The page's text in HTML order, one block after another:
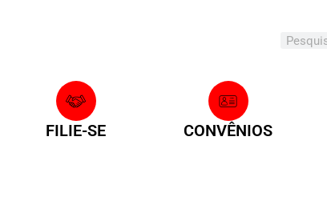
Search
FILIE-SE CONVÊNIOS